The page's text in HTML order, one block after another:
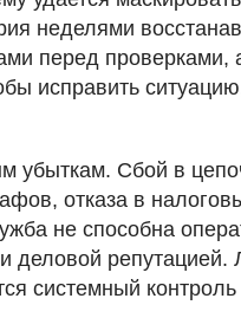
неделями
перед проверками,
исправить
убыткам. Сбой в
отказа в
не способна
деловой
системный контроль